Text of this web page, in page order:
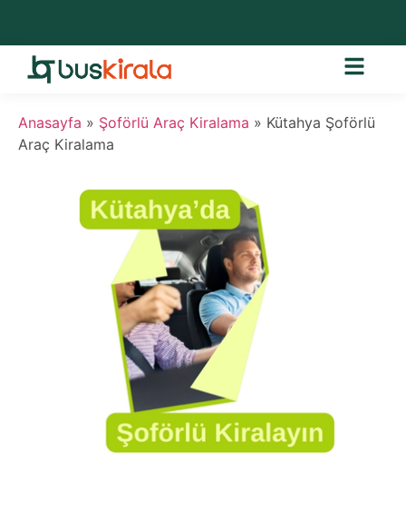
Anasayfa » Şoförlü Araç Kiralama » Kütahya Şoförlü
Araç Kiralama